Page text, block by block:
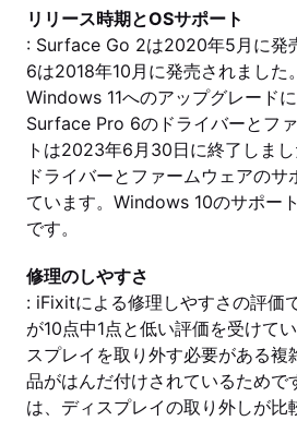
リリース時期とOSサポート
: Surface Go 2は2020年5月に発
6は2018年10月に発売されました
Windows 11へのアップグレードに
Surface Pro 6のドライバーとフ
トは2023年6月30日に終了しま
ドライバーとファームウェアのサ
ています。Windows 10のサポー
です。
修理のしやすさ
: iFixitによる修理しやすさの評価
が10点中1点と低い評価を受けて
スプレイを取り外す必要がある複
品がはんだ付けされているため
は、ディスプレイの取り外しが比